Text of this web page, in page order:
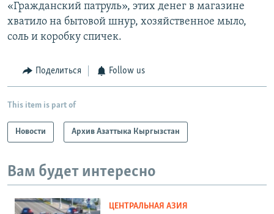
«Гражданский патруль», этих денег в магазине
хватило на бытовой шнур, хозяйственное мыло,
соль и коробку спичек.
Поделиться Follow us
This item is part of
Новости Архив Азаттыка Кыргызстан
Вам будет интересно
ЦЕНТРАЛЬНАЯ АЗИЯ